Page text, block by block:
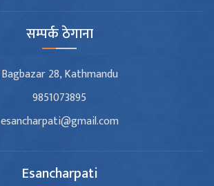
सम्पर्क ठेगाना
Bagbazar 28, Kathmandu
9851073895
esancharpati@gmail.com
Esancharpati